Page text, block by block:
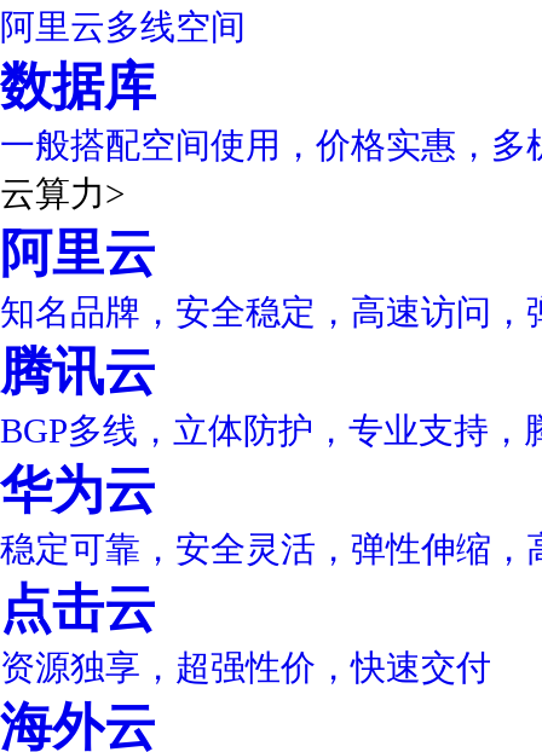
阿里云多线空间
数据库
一般搭配空间使用，价格实惠，多
云算力>
阿里云
知名品牌，安全稳定，高速访问，
腾讯云
BGP多线，立体防护，专业支持，
华为云
稳定可靠，安全灵活，弹性伸缩，
点击云
资源独享，超强性价，快速交付
海外云